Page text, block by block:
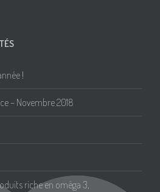
!
– Novembre 2018
riche en oméga 3,